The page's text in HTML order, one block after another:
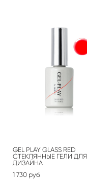
GEL PLAY GLASS RED
СТЕКЛЯННЫЕ ГЕЛИ ДЛЯ
ДИЗАЙНА
1 730 pуб.